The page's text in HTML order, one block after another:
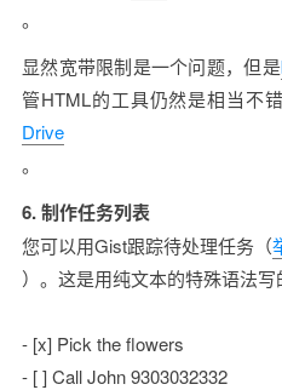
。
显然宽带限制是一个问题，但是
管HTML的工具仍然是相当不
Drive
。
6. 制作任务列表
您可以用Gist跟踪待处理任务（
）。这是用纯文本的特殊语法写
- [x] Pick the flowers
- [ ] Call John 9303032332